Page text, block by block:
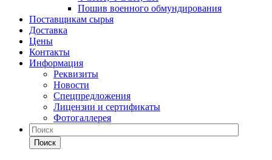
Пошив военного обмундирования
Поставщикам сырья
Доставка
Цены
Контакты
Информация
Реквизиты
Новости
Спецпредложения
Лицензии и сертификаты
Фотогаллерея
Поиск